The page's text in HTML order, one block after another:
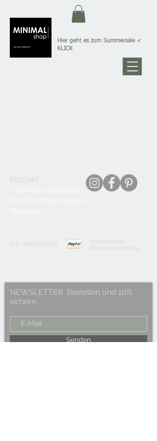
Hier geht es zum Summersale <
KLICK
Kontakt
Ich akzeptiere
Vorkasse per
Banküberweisung
NEWSLETTER Bestellen und 10%
sichern
Senden